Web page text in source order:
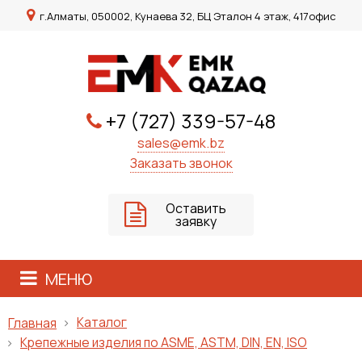
г.Алматы, 050002, Кунаева 32, БЦ Эталон 4 этаж, 417офис
+7 (727) 339-57-48
sales@emk.bz
Заказать звонок
Оставить
заявку
МЕНЮ
Главная
Каталог
Крепежные изделия по ASME, ASTM, DIN, EN, ISO